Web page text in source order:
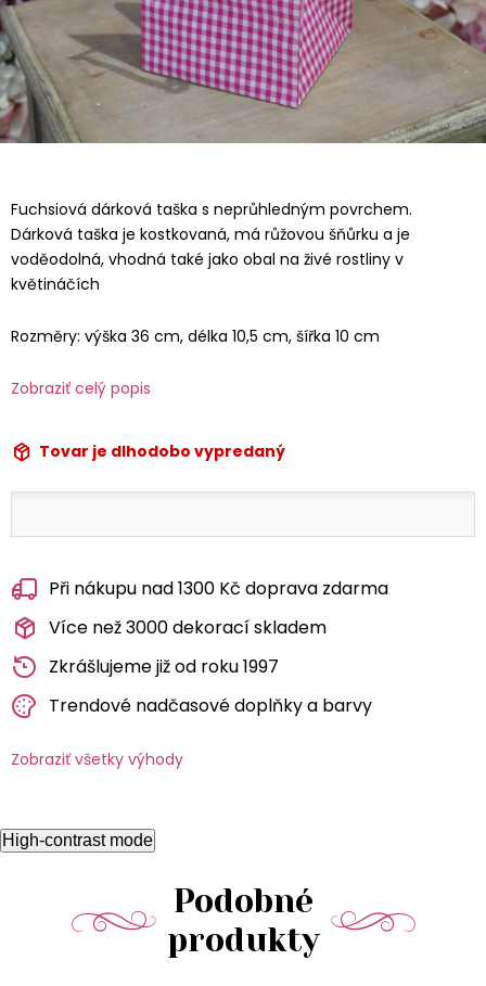
Fuchsiová dárková taška s neprůhledným povrchem.
Dárková taška je kostkovaná, má růžovou šňůrku a je
voděodolná, vhodná také jako obal na živé rostliny v
květináčích
Rozměry: výška 36 cm, délka 10,5 cm, šířka 10 cm
Zobraziť celý popis
Tovar je dlhodobo vypredaný
Při nákupu nad 1300 Kč doprava zdarma
Více než 3000 dekorací skladem
Zkrášlujeme již od roku 1997
Trendové nadčasové doplňky a barvy
Zobraziť všetky výhody
High-contrast mode
Podobné
produkty